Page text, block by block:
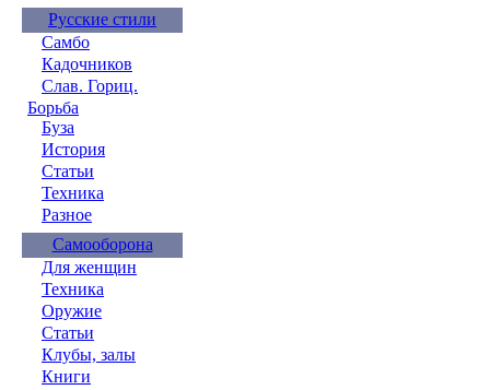
Русские стили
Самбо
Кадочников
Слав. Гориц.
Борьба
Буза
История
Статьи
Техника
Разное
Самооборона
Для женщин
Техника
Оружие
Статьи
Клубы, залы
Книги